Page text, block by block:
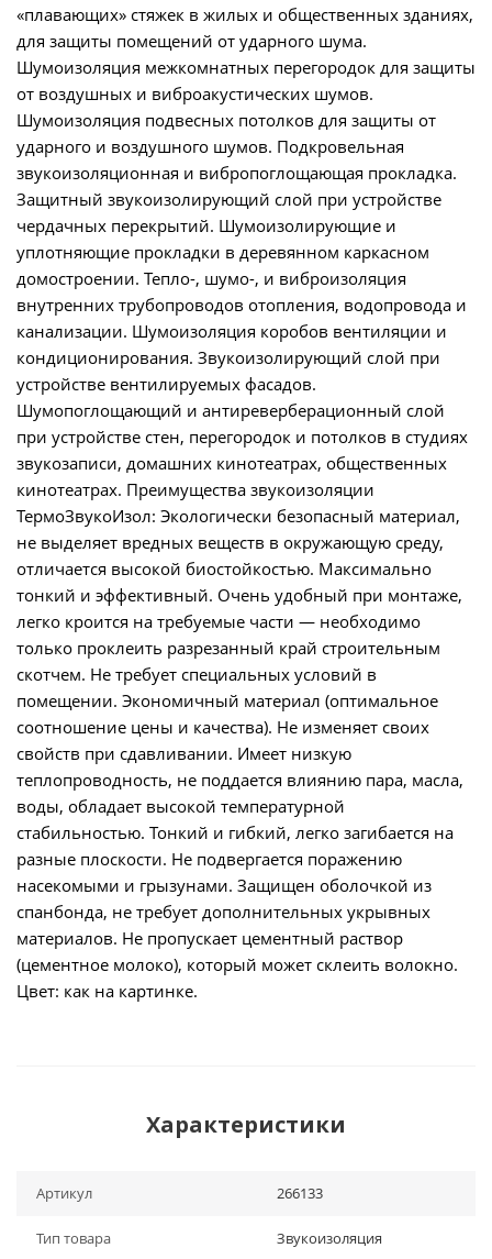
«плавающих» стяжек в жилых и общественных зданиях,
для защиты помещений от ударного шума.
Шумоизоляция межкомнатных перегородок для защиты
от воздушных и виброакустических шумов.
Шумоизоляция подвесных потолков для защиты от
ударного и воздушного шумов. Подкровельная
звукоизоляционная и вибропоглощающая прокладка.
Защитный звукоизолирующий слой при устройстве
чердачных перекрытий. Шумоизолирующие и
уплотняющие прокладки в деревянном каркасном
домостроении. Тепло-, шумо-, и виброизоляция
внутренних трубопроводов отопления, водопровода и
канализации. Шумоизоляция коробов вентиляции и
кондиционирования. Звукоизолирующий слой при
устройстве вентилируемых фасадов.
Шумопоглощающий и антиреверберационный слой
при устройстве стен, перегородок и потолков в студиях
звукозаписи, домашних кинотеатрах, общественных
кинотеатрах. Преимущества звукоизоляции
ТермоЗвукоИзол: Экологически безопасный материал,
не выделяет вредных веществ в окружающую среду,
отличается высокой биостойкостью. Максимально
тонкий и эффективный. Очень удобный при монтаже,
легко кроится на требуемые части — необходимо
только проклеить разрезанный край строительным
скотчем. Не требует специальных условий в
помещении. Экономичный материал (оптимальное
соотношение цены и качества). Не изменяет своих
свойств при сдавливании. Имеет низкую
теплопроводность, не поддается влиянию пара, масла,
воды, обладает высокой температурной
стабильностью. Тонкий и гибкий, легко загибается на
разные плоскости. Не подвергается поражению
насекомыми и грызунами. Защищен оболочкой из
спанбонда, не требует дополнительных укрывных
материалов. Не пропускает цементный раствор
(цементное молоко), который может склеить волокно.
Цвет: как на картинке.
Характеристики
Артикул 266133
Тип товара Звукоизоляция